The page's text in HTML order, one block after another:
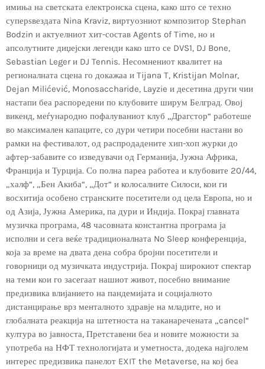
имиња на светската електронска сцена, како што се техно
суперѕвездата Nina Kraviz, виртуозниот композитор Stephan
Bodzin и актуелниот хит-состав Agents of Time, но и
апсолутните диџејски легенди како што се DVS1, DJ Bone,
Sebastian Leger и DJ Tennis. Несомнениот квалитет на
регионалната сцена го докажаа и Tijana T, Kristijan Molnar,
Dejan Milićević, Monosaccharide, Layzie и десетина други чии
настапи беа распоредени по клубовите ширум Белград. Овој
викенд, меѓународно пофалуваниот клуб „Драгстор“ работеше
во максимален капаците, со дури четири посебни настани во
рамки на фестивалот, од распродадените хип-хоп журки до
афтер-забавите со изведувачи од Германија, Јужна Африка,
Франција и Турција. Со полна пареа работеа и клубовите 20/44,
„халф“, „Бен Акиба“, „Дот“ и колосалните Силоси, кои ги
восхитија особено странските посетители од цела Европа, но и
од Азија, Јужна Америка, па дури и Индија. Покрај главната
музичка програма, 48 часовната константна програма ја
исполни и сега веќе традиционалната No Sleep конференција,
која за време на двата дена собра бројни посетители и
говорници од музичката индустрија. Покрај широкиот спектар
на теми кои го засегаат нашиот живот, посебно внимание
предизвика влијанието на пандемијата и социјалното
дистанцирање врз менталното здравје на младите, но и
глобалната реакција на штетноста на таканаречената „cancel“
култура во јавноста, Претставени беа и новите можности за
употреба на НФТ технологијата и уметноста, додека најголем
интерес предизвика панелот EXIT the Metaverse, на кој беа